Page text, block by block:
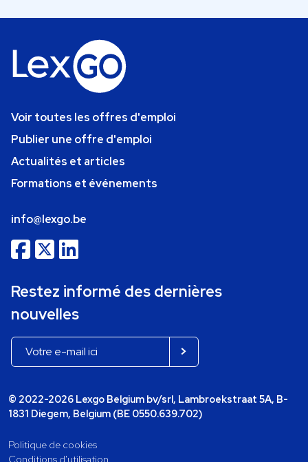
Voir toutes les offres d'emploi
Publier une offre d'emploi
Actualités et articles
Formations et événements
info@lexgo.be
Restez informé des dernières
nouvelles
© 2022-2026 Lexgo Belgium bv/srl, Lambroekstraat 5A, B-
1831 Diegem, Belgium (BE 0550.639.702)
Politique de cookies
Conditions d'utilisation